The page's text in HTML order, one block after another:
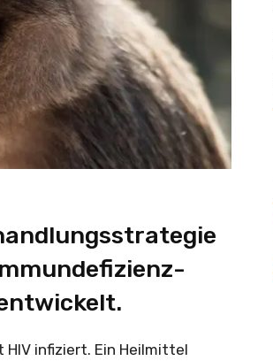
HIV infiziert. Ein Heilmittel